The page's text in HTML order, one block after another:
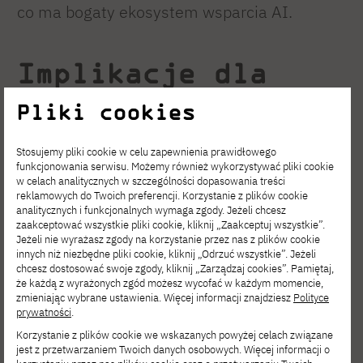
co ma bogaty ekosystem wsparcia AI.
Implikacje dla
edukacji
programistów
Uniwersytety i platformy edukacyjne muszą
adaptować swoje kursy. Tradycyjne podejście
do nauczania programowania – gdzie
studenci spędzają godziny na pisaniu kodu
od zera – może wymagać rewizji.
Jeśli rozważasz właśnie studia na kierunku
Pliki cookies
Stosujemy pliki cookie w celu zapewnienia prawidłowego
funkcjonowania serwisu. Możemy również wykorzystywać pliki cookie
w celach analitycznych w szczególności dopasowania treści
reklamowych do Twoich preferencji. Korzystanie z plików cookie
analitycznych i funkcjonalnych wymaga zgody. Jeżeli chcesz
zaakceptować wszystkie pliki cookie, kliknij „Zaakceptuj wszystkie”.
Jeżeli nie wyrażasz zgody na korzystanie przez nas z plików cookie
innych niż niezbędne pliki cookie, kliknij „Odrzuć wszystkie”. Jeżeli
chcesz dostosować swoje zgody, kliknij „Zarządzaj cookies”. Pamiętaj,
że każdą z wyrażonych zgód możesz wycofać w każdym momencie,
zmieniając wybrane ustawienia. Więcej informacji znajdziesz Polityce
prywatności.
Korzystanie z plików cookie we wskazanych powyżej celach związane
jest z przetwarzaniem Twoich danych osobowych. Więcej informacji o